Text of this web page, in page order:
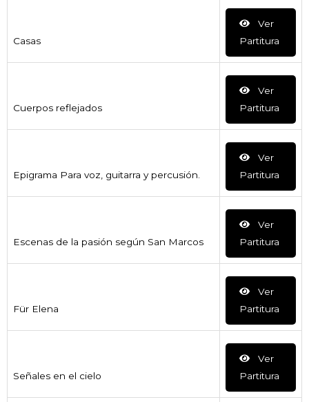
Casas
Ver
Partitura
Cuerpos reflejados
Ver
Partitura
Epigrama Para voz, guitarra y percusión.
Ver
Partitura
Escenas de la pasión según San Marcos
Ver
Partitura
Für Elena
Ver
Partitura
Señales en el cielo
Ver
Partitura